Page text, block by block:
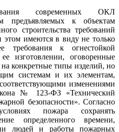
современных ОКЛ
предъявляемых к объектам
строительства требований
этом имеются в ви­ду не только
требования к огнестойкой
изготовлении, оговоренные
конкретные ти­пы изделий, но
системам и их элементам,
изменениями
№ 123-ФЗ «Технический
безопасности». Согласно
пожара сохранять
определенного времени,
людей и работы пожарных